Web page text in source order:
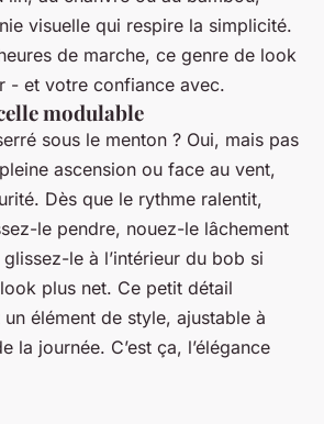
visuelle qui respire la simplicité.
de marche, ce genre de look
- et votre confiance avec.
modulable
sous le menton ? Oui, mais pas
ascension ou face au vent,
Dès que le rythme ralentit,
le pendre, nouez-le lâchement
le à l’intérieur du bob si
plus net. Ce petit détail
élément de style, ajustable à
la journée. C’est ça, l’élégance